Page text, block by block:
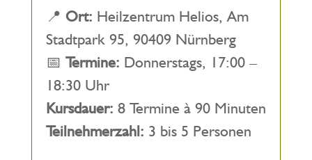
📍 Ort: Heilzentrum Helios, Am
Stadtpark 95, 90409 Nürnberg
📅 Termine: Donnerstags, 17:00 –
18:30 Uhr
Kursdauer: 8 Termine à 90 Minuten
Teilnehmerzahl: 3 bis 5 Personen